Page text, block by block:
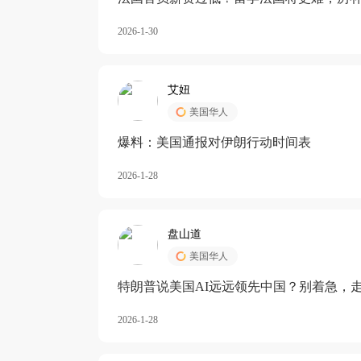
2026-1-30
艾妞
美国华人
爆料：美国通报对伊朗行动时间表
2026-1-28
盘山道
美国华人
特朗普说美国AI远远领先中国？别着急，
2026-1-28